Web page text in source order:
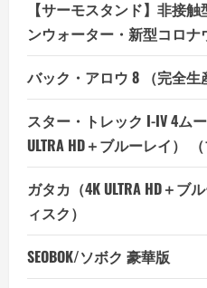
【サーモスタンド】非接
ンウォーター・新型コロ
バック・アロウ 8 （完全生
スター・トレック I-IV 4ム
ULTRA HD＋ブルーレイ）
ガタカ（4K ULTRA HD＋
ィスク）
SEOBOK/ソボク 豪華版